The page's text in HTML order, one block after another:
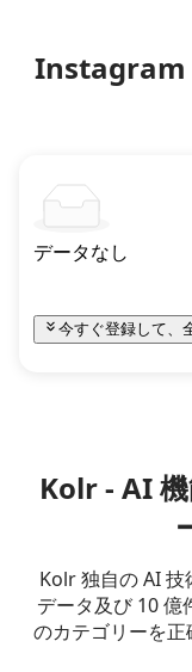
Instagram
データなし
今すぐ登録して、
Kolr - AI
Kolr 独自の AI
データ及び 10 億
のカテゴリーを